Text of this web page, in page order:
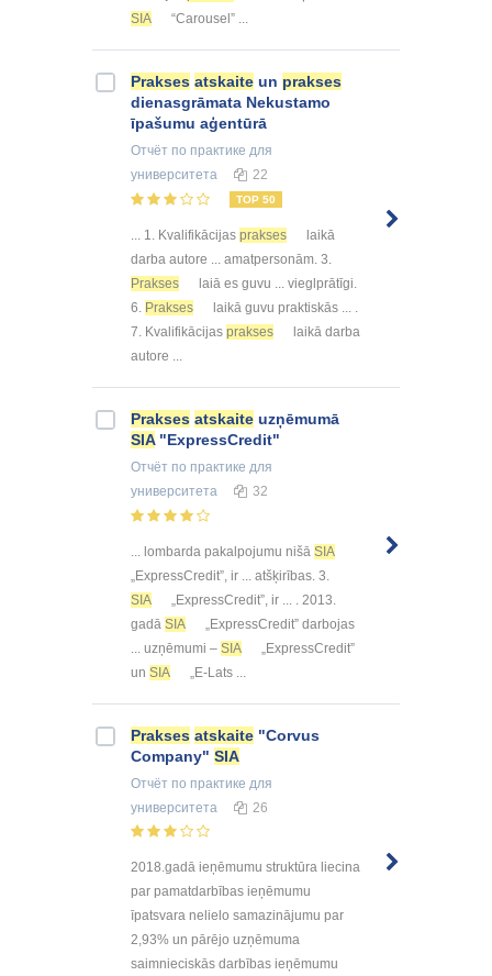
SIA
“Carousel” ...
Prakses atskaite un prakses
dienasgrāmata Nekustamo
īpašumu aģentūrā
Отчёт по практике для
университета
22
TOP 50
... 1. Kvalifikācijas prakses
laikā
darba autore ... amatpersonām. 3.
Prakses
laiā es guvu ... vieglprātīgi.
6. Prakses
laikā guvu praktiskās ... .
7. Kvalifikācijas prakses
laikā darba
autore ...
Prakses atskaite uzņēmumā
SIA"ExpressCredit"
Отчёт по практике для
университета
32
... lombarda pakalpojumu nišā SIA
„ExpressCredit”, ir ... atšķirības. 3.
SIA
„ExpressCredit”, ir ... . 2013.
gadā SIA
„ExpressCredit” darbojas
... uzņēmumi – SIA
„ExpressCredit”
un SIA „E-Lats ...
Prakses atskaite "Corvus
Company" SIA
Отчёт по практике для
университета
26
2018.gadā ieņēmumu struktūra liecina
par pamatdarbības ieņēmumu
īpatsvara nelielo samazinājumu par
2,93% un pārējo uzņēmuma
saimnieciskās darbības ieņēmumu